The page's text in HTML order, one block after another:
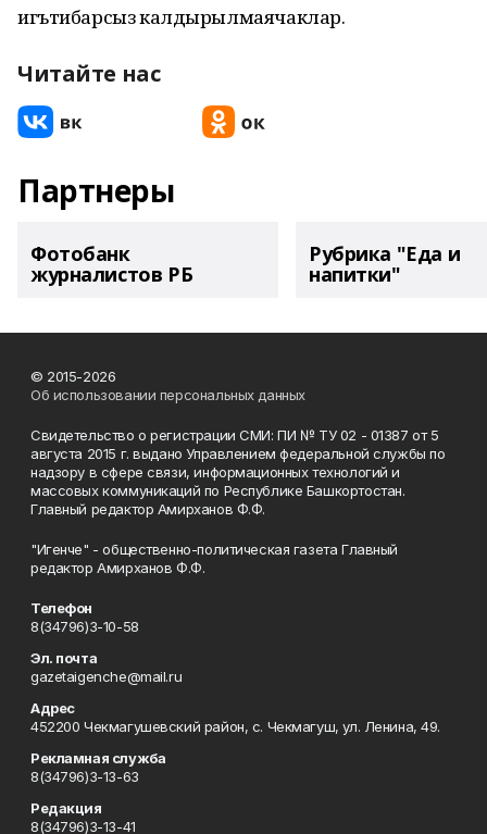
игътибарсыз калдырылмаячаклар.
Читайте нас
Партнеры
Фотобанк
журналистов РБ
Рубрика "Еда и
напитки"
© 2015-2026
Об использовании персональных данных
Свидетельство о регистрации СМИ: ПИ № ТУ 02 - 01387 от 5
августа 2015 г. выдано Управлением федеральной службы по
надзору в сфере связи, информационных технологий и
массовых коммуникаций по Республике Башкортостан.
Главный редактор Амирханов Ф.Ф.
"Игенче" - общественно-политическая газета Главный
редактор Амирханов Ф.Ф.
Телефон
8(34796)3-10-58
Эл. почта
gazetaigenche@mail.ru
Адрес
452200 Чекмагушевский район, с. Чекмагуш, ул. Ленина, 49.
Рекламная служба
8(34796)3-13-63
Редакция
8(34796)3-13-41